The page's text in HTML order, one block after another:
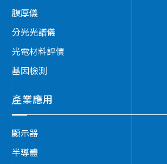
膜厚儀
分光光譜儀
光電材料評價
基因檢測
產業應用
顯示器
半導體